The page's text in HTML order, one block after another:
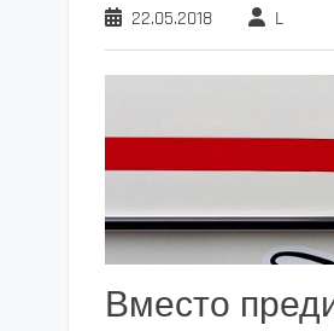
22.05.2018 L
Вместо